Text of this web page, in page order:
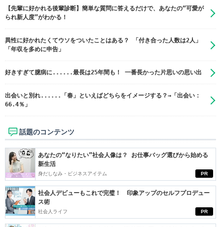
【先輩に好かれる後輩診断】簡単な質問に答えるだけで、あなたの“可愛が
られ新人度”がわかる！
異性に好かれたくてウソをついたことはある？ 「付き合った人数は2人」
「年収を多めに申告」
好きすぎて臆病に......最長は25年間も！ 一番長かった片思いの思い出
出会いと別れ......「春」といえばどちらをイメージする？→「出会い：
66.4％」
話題のコンテンツ
PR
あなたの“なりたい”社会人像は？ お仕事バッグ選びから始める
新生活
身だしなみ・ビジネスアイテム
PR
社会人デビューもこれで完璧！ 印象アップのセルフプロデュー
ス術
社会人ライフ